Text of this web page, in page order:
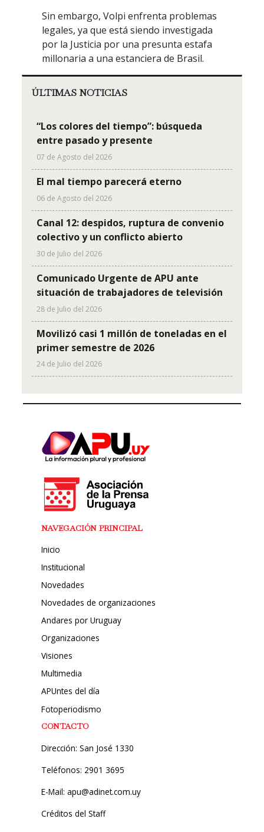
Sin embargo, Volpi enfrenta problemas
legales, ya que está siendo investigada
por la Justicia por una presunta estafa
millonaria a una estanciera de Brasil.
ÚLTIMAS NOTICIAS
“Los colores del tiempo”: búsqueda
entre pasado y presente
07 de Agosto del 2026
El mal tiempo parecerá eterno
06 de Agosto del 2026
Canal 12: despidos, ruptura de convenio
colectivo y un conflicto abierto
30 de Julio del 2026
Comunicado Urgente de APU ante
situación de trabajadores de televisión
28 de Julio del 2026
Movilizó casi 1 millón de toneladas en el
primer semestre de 2026
24 de Julio del 2026
NAVEGACIÓN PRINCIPAL
Inicio
Institucional
Novedades
Novedades de organizaciones
Andares por Uruguay
Organizaciones
Visiones
Multimedia
APUntes del día
Fotoperiodismo
CONTACTO
Dirección: San José 1330
Teléfonos: 2901 3695
E-Mail: apu@adinet.com.uy
Créditos del Staff